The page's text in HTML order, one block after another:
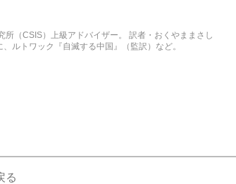
（CSIS）上級アドバイザー。 訳者・おくやままさし
ルトワック『自滅する中国』（監訳）など。
る